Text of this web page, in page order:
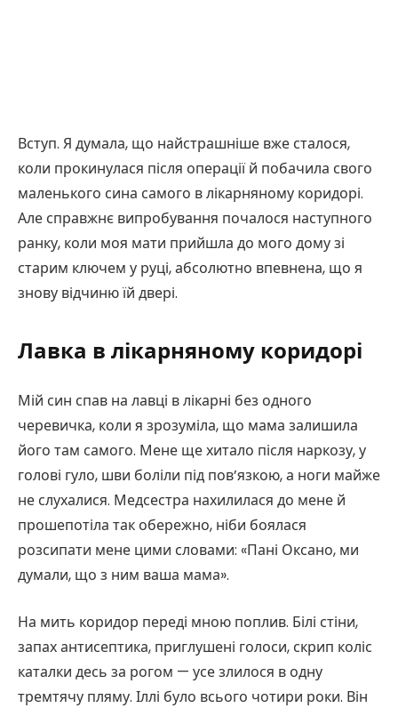
Вступ. Я думала, що найстрашніше вже сталося,
коли прокинулася після операції й побачила свого
маленького сина самого в лікарняному коридорі.
Але справжнє випробування почалося наступного
ранку, коли моя мати прийшла до мого дому зі
старим ключем у руці, абсолютно впевнена, що я
знову відчиню їй двері.
Лавка в лікарняному коридорі
Мій син спав на лавці в лікарні без одного
черевичка, коли я зрозуміла, що мама залишила
його там самого. Мене ще хитало після наркозу, у
голові гуло, шви боліли під пов’язкою, а ноги майже
не слухалися. Медсестра нахилилася до мене й
прошепотіла так обережно, ніби боялася
розсипати мене цими словами: «Пані Оксано, ми
думали, що з ним ваша мама».
На мить коридор переді мною поплив. Білі стіни,
запах антисептика, приглушені голоси, скрип коліс
каталки десь за рогом — усе злилося в одну
тремтячу пляму. Іллі було всього чотири роки. Він